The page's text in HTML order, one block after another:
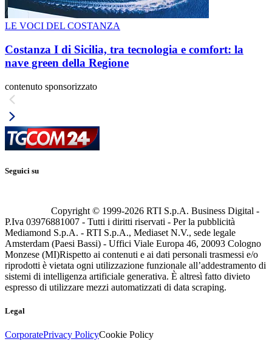
LE VOCI DEL COSTANZA
Costanza I di Sicilia, tra tecnologia e comfort: la
nave green della Regione
contenuto sponsorizzato
Seguici su
Copyright © 1999-2026 RTI S.p.A. Business Digital -
P.Iva 03976881007 - Tutti i diritti riservati - Per la pubblicità
Mediamond S.p.A. - RTI S.p.A., Mediaset N.V., sede legale
Amsterdam (Paesi Bassi) - Uffici Viale Europa 46, 20093 Cologno
Monzese (MI)Rispetto ai contenuti e ai dati personali trasmessi e/o
riprodotti è vietata ogni utilizzazione funzionale all’addestramento di
sistemi di intelligenza artificiale generativa. È altresì fatto divieto
espresso di utilizzare mezzi automatizzati di data scraping.
Legal
CorporatePrivacy PolicyCookie Policy